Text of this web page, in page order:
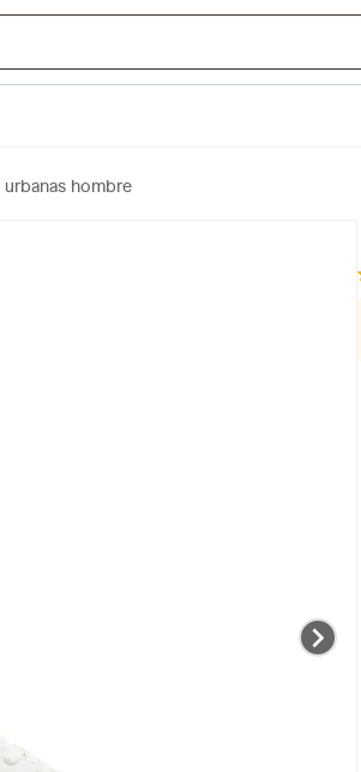
e
urbanas hombre